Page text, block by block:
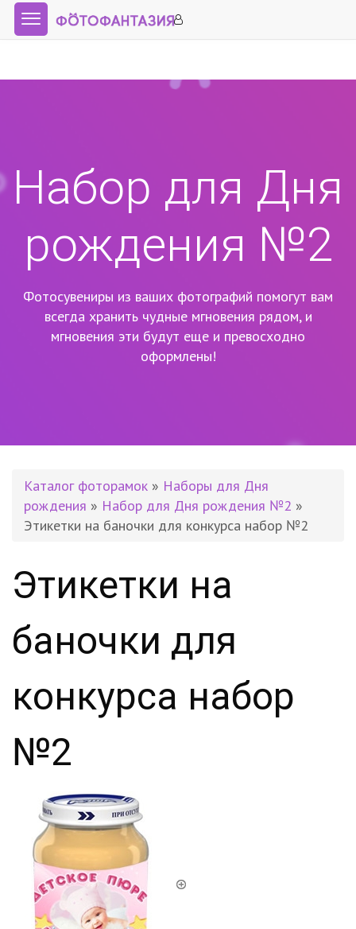
Набор для Дня
рождения №2
Фотосувениры из ваших фотографий помогут вам
всегда хранить чудные мгновения рядом, и
мгновения эти будут еще и превосходно
оформлены!
Каталог фоторамок » Наборы для Дня
рождения » Набор для Дня рождения №2 »
Этикетки на баночки для конкурса набор №2
Этикетки на
баночки для
конкурса набор
№2